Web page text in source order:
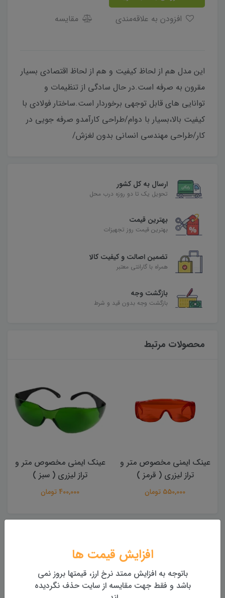
مقایسه
این مدل هم از لحاظ کیفیت و هم از لحاظ اقتصادی بسیار
مقرون به صرفه است.در حال سادگی از تنظیمات و
توانایی های قابل توجهی برخوردار است.ساختار فولادی با
کیفیت بالا،بسیار با دوام/طراحی کارآمدو صرفه جویی در
کار/طراحی مهندسی انسانی بدون لغزش/
ارسال به کل کشور
تحویل یک تا دو روزه درب محل
بهترین قیمت
بهترین قیمت روز تجهیزات
تضمین اصالت و کیفیت کالا
همراه با گارانتی معتبر
بازگشت وجه
بازگشت وجه بدون قید و شرط
محصولات مرتبط
عینک ایمنی مخصوص متر و
تراز لیزری ( سبز )
400,000 تومان
متر لیزری سندوی SNDWAY
SW-150GQ (دوربین دار)
برد طولیابی : تا 50 متر (با سرعت و دقت بالا)
دقت: 2mm
افزایش قیمت ها
باتوجه به افزایش ممتد نرخ ارز، قیمتها بروز نمی
باشد و فقط جهت مقایسه از سایت حذف نگردیده